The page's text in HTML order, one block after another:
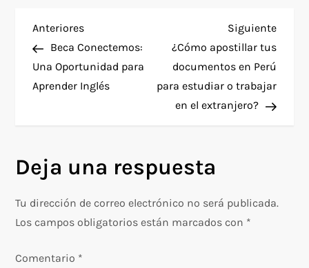
N
a
v
g
a
c
i
Entrada
anterior
Anteriores
Beca Conectemos:
Una Oportunidad para
Aprender Inglés
Siguiente
¿Cómo apostillar tus
documentos en Perú
para estudiar o trabajar
en el extranjero?
Deja una respuesta
Tu dirección de correo electrónico no será publicada.
Los campos obligatorios están marcados con *
Comentario *